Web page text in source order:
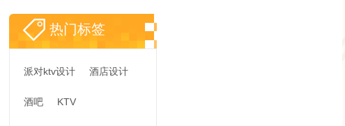
热门标签
派对ktv设计 酒店设计
酒吧 KTV